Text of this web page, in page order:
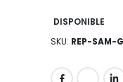
DISPONIBLE
SKU REP-SAM-